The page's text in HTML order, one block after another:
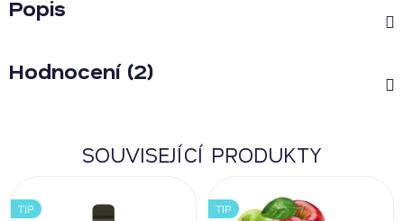
Popis
Hodnocení (2)
SOUVISEJÍCÍ PRODUKTY
TIP TIP